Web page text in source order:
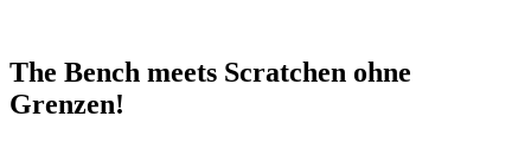
The Bench meets Scratchen ohne
Grenzen!